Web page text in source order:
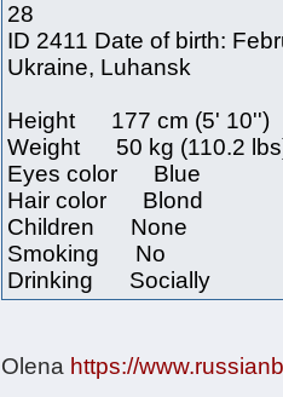
28
ID 2411 Date of birth:
Ukraine, Luhansk
Height 177 cm (5' 10'')
Weight 50 kg (110.2
Eyes color Blue
Hair color Blond
Children None
Smoking No
Drinking Socially
Olena https://